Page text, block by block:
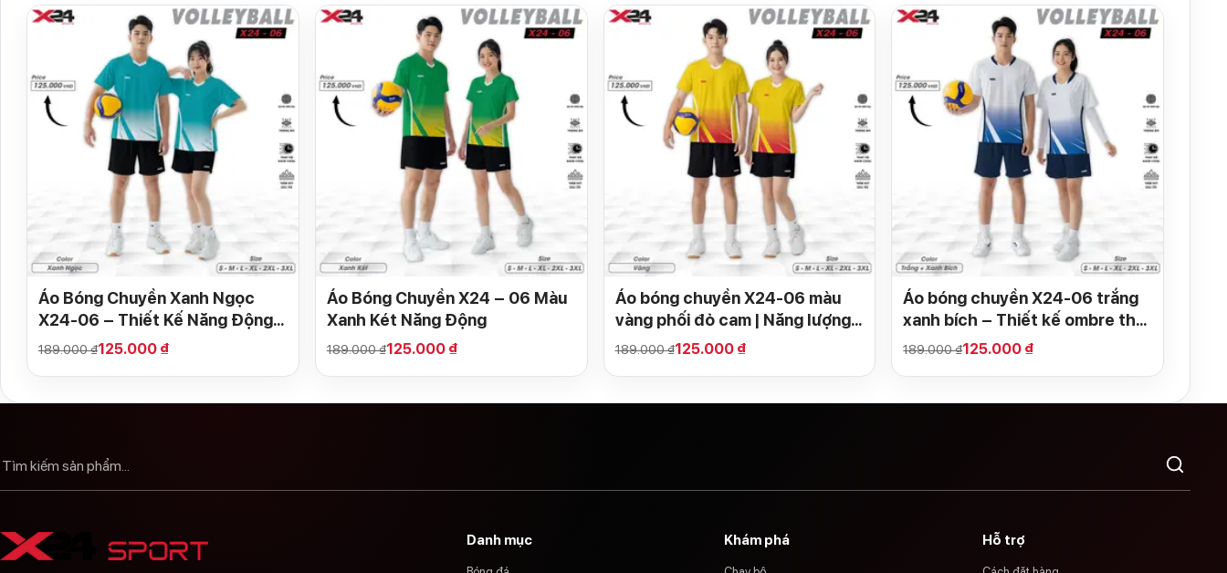
Áo Bóng Chuyền Xanh Ngọc
X24-06 – Thiết Kế Năng Động,
Phù Hợp Cả Nam & Nữ
189.000 ₫125.000 ₫
Áo Bóng Chuyền X24 – 06 Màu
Xanh Két Năng Động
189.000 ₫125.000 ₫
Áo bóng chuyền X24-06 màu
vàng phối đỏ cam | Năng lượng
& Cá tính
189.000 ₫125.000 ₫
Áo bóng chuyền X24-06 trắng
xanh bích – Thiết kế ombre thể
thao, vải cao cấp thoáng khí
189.000 ₫125.000 ₫
Danh mục Khám phá Hỗ trợ